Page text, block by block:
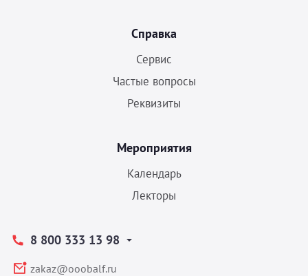
Справка
Сервис
Частые вопросы
Реквизиты
Мероприятия
Календарь
Лекторы
8 800 333 13 98
zakaz@ooobalf.ru